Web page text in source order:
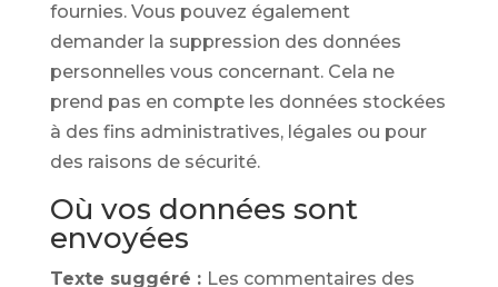
fournies. Vous pouvez également
demander la suppression des données
personnelles vous concernant. Cela ne
prend pas en compte les données stockées
à des fins administratives, légales ou pour
des raisons de sécurité.
Où vos données sont
envoyées
Texte suggéré : Les commentaires des